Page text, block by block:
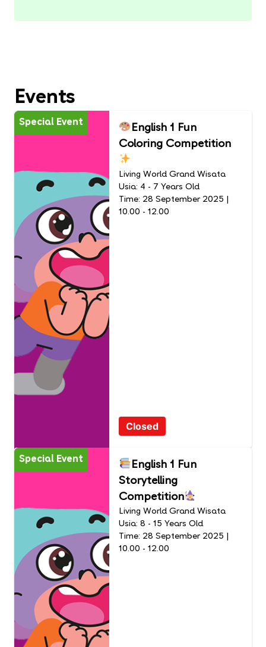
Events
Special Event
English 1 Fun
Coloring Competition
Living World Grand Wisata
Usia: 4 - 7 Years Old
Time: 28 September 2025 |
10.00 - 12.00
Closed
Special Event
English 1 Fun
Storytelling
Competition
Living World Grand Wisata
Usia: 8 - 15 Years Old
Time: 28 September 2025 |
10.00 - 12.00